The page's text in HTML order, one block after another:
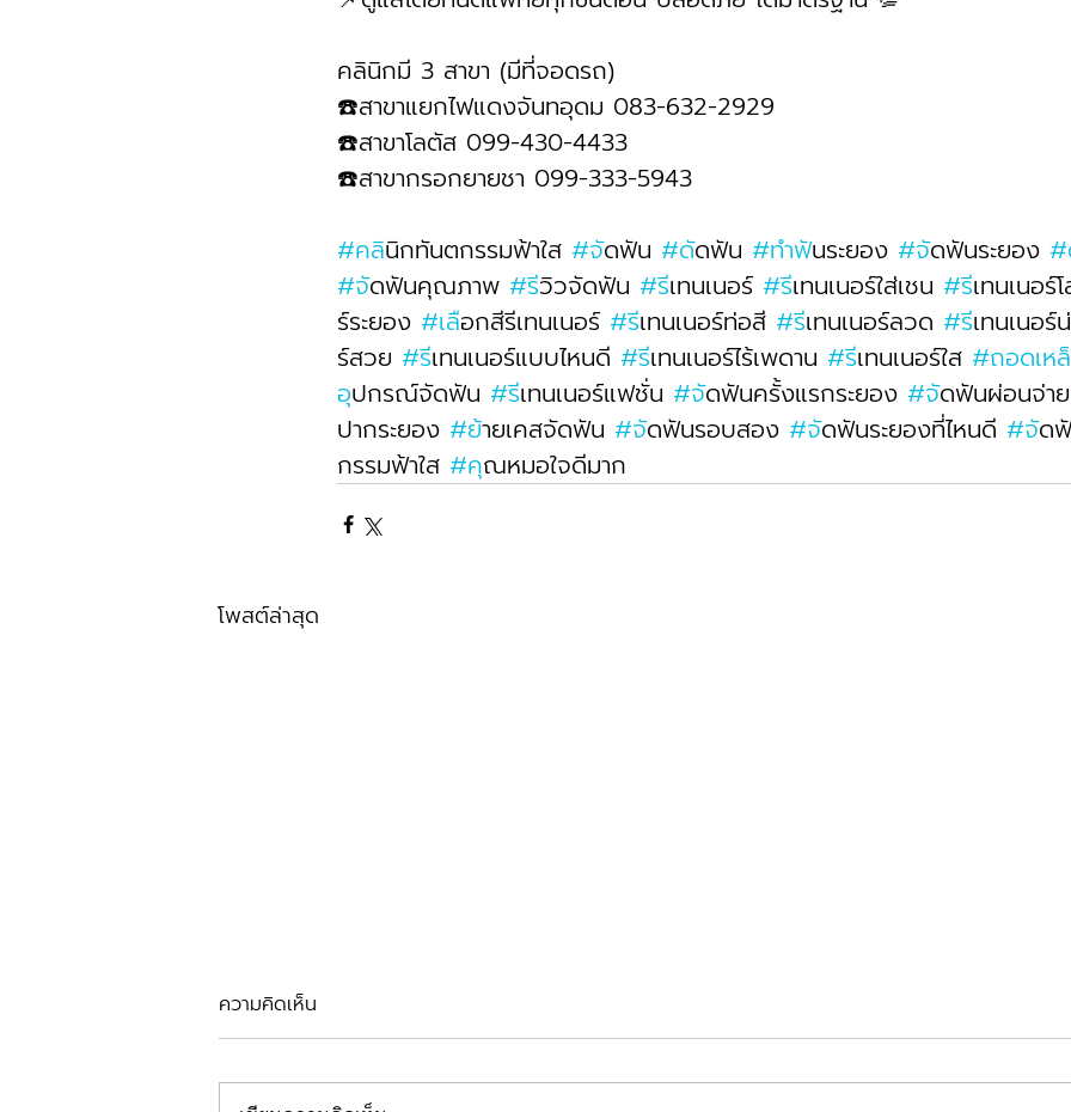
คลินิกมี 3 สาขา (มีที่จอดรถ)
☎️สาขาแยกไฟแดงจันทอุดม 083-632-2929
☎️สาขาโลตัส 099-430-4433
☎️สาขากรอกยายชา 099-333-5943
#คลินิกทันตกรรมฟ้าใส #จัดฟัน #ดัดฟัน #ทำฟันระยอง #จัดฟันระยอง
#จัดฟันคุณภาพ #รีวิวจัดฟัน #รีเทนเนอร์ #รีเทนเนอร์ใส่เชน #รเทนเนอร์
ร์ระยอง #เลือกสีรีเทนเนอร์ #รีเทนเนอร์ท่อสี #รีเทนเนอร์ลวด #รเทนเนอร์
ร์สวย #รีเทนเนอร์แบบไหนดี #รีเทนเนอร์ไร้เพดาน #รีเทนเนอร์ใส #ถอดเหล
อุปกรณ์จัดฟัน #รีเทนเนอร์แฟชั่น #จัดฟันครั้งแรกระยอง #จัดฟันผ่อนจ่าย
ปากระยอง #ย้ายเคสจัดฟัน #จัดฟันรอบสอง #จัดฟันระยองที่ไหนดี #จด
กรรมฟ้าใส #คุณหมอใจดีมาก
โพสต์ล่าสุด
รีวิวตัดเหงือก
ความคิดเห็น